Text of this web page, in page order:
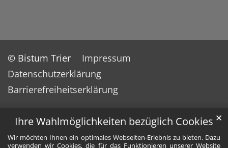
Ihre Wahlmöglichkeiten bezüglich Cookies
Wir möchten Ihnen ein optimales Webseiten-Erlebnis zu bieten. Dazu
verwenden wir Cookies, die für das Funktionieren unserer Website
✕
© Bistum Trier
Impressum
Datenschutzerklärung
Barrierefreiheitserklärung